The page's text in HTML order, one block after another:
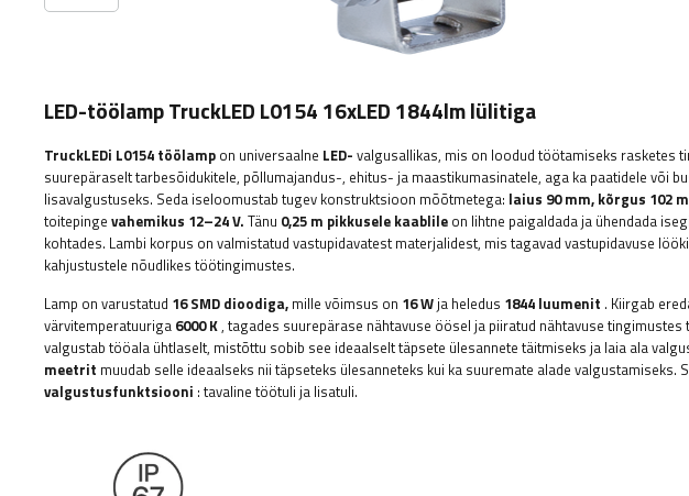
LED-töölamp TruckLED L0154 16xLED 1844lm lülitiga
TruckLEDi L0154 töölamp on universaalne LED- valgusallikas, mis on loodud töötamiseks rasketes
suurepäraselt tarbesõidukitele, põllumajandus-, ehitus- ja maastikumasinatele, aga ka paatidele või
lisavalgustuseks. Seda iseloomustab tugev konstruktsioon mõõtmetega: laius 90 mm, kõrgus 102
toitepinge vahemikus 12–24 V. Tänu 0,25 m pikkusele kaablile on lihtne paigaldada ja ühendada
kohtades. Lambi korpus on valmistatud vastupidavatest materjalidest, mis tagavad vastupidavuse
kahjustustele nõudlikes töötingimustes.
Lamp on varustatud 16 SMD dioodiga, mille võimsus on 16 Wja heledus 1844 luumenit . Kiirgab
värvitemperatuuriga 6000 K, tagades suurepärase nähtavuse öösel ja piiratud nähtavuse tingimustes
valgustab tööala ühtlaselt, mistõttu sobib see ideaalselt täpsete ülesannete täitmiseks ja laia ala
meetrit muudab selle ideaalseks nii täpseteks ülesanneteks kui ka suuremate alade valgustamiseks.
valgustusfunktsiooni : tavaline töötuli ja lisatuli.